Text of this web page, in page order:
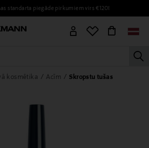
standarta piegāde pirkumiem virs €120!
VĪRIEŠIEM BĒRNIEM
kosmētika Acīm Skropstu tušas